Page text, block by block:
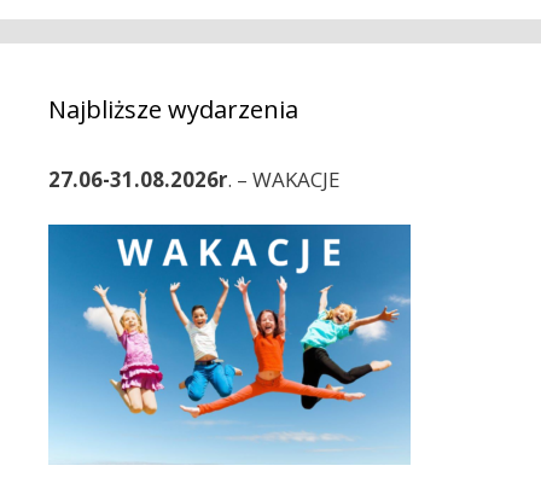
o
i
a
c
wNajbliższe wydarzenia
27.06-31.08.2026r. – WAKACJE